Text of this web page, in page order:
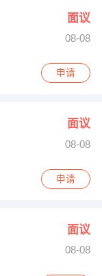
面议
08-08
55号财富中心C座
申请
面议
08-08
村860号
申请
面议
08-08